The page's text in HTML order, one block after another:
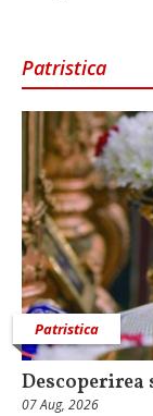
Patristica
Patristica
07 Aug, 2026